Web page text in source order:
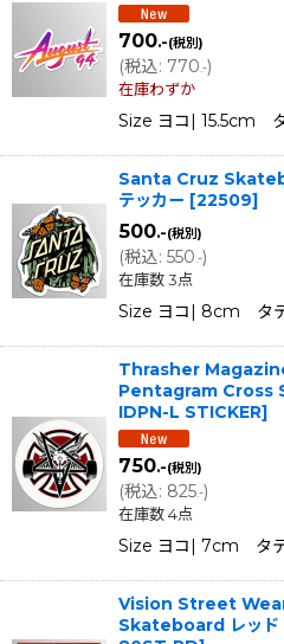
700.-(税別)
(税込: 770.-)
在庫わずか
Size ヨコ| 15.5cm
Santa Cruz
テッカー [22509]
500.-(税別)
(税込: 550.-)
在庫数 3点
Size ヨコ| 8cm タ
Thrasher
Pentagram Cross
IDPN-L STICKER]
750.-(税別)
(税込: 825.-)
在庫数 4点
Size ヨコ| 7cm タ
Vision Street
Skateboard レッド